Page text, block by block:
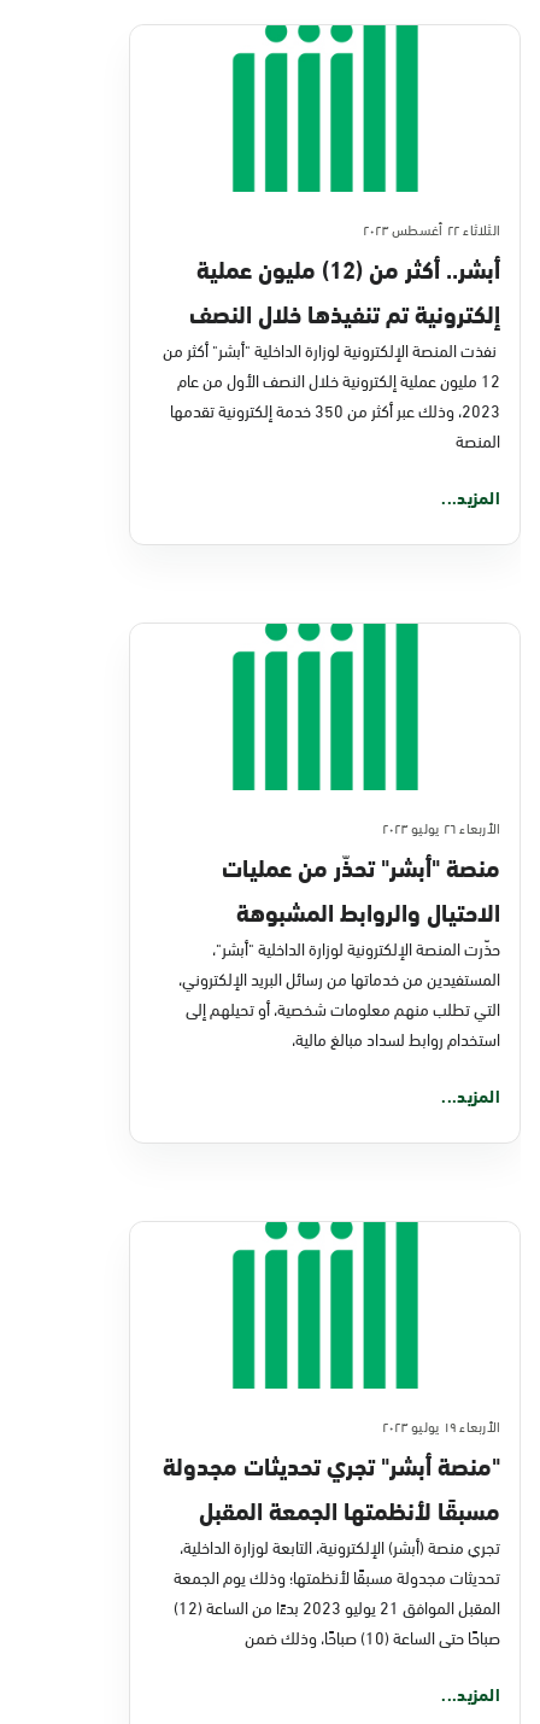
الثلاثاء ٢٢ أغسطس ٢٠٢٣
أبشر.. أكثر من (12) مليون عملية
إلكترونية تم تنفيذها خلال النصف
الأول من عام 2023
نفذت المنصة الإلكترونية لوزارة الداخلية "أبشر" أكثر من
12 مليون عملية إلكترونية خلال النصف الأول من عام
2023، وذلك عبر أكثر من 350 خدمة إلكترونية تقدمها
المنصة
المزيد...
الأربعاء ٢٦ يوليو ٢٠٢٣
منصة "أبشر" تحذّر من عمليات
الاحتيال والروابط المشبوهة
حذّرت المنصة الإلكترونية لوزارة الداخلية "أبشر"،
المستفيدين من خدماتها من رسائل البريد الإلكتروني،
التي تطلب منهم معلومات شخصية، أو تحيلهم إلى
استخدام روابط لسداد مبالغ مالية،
المزيد...
الأربعاء ١٩ يوليو ٢٠٢٣
"منصة أبشر" تجري تحديثات مجدولة
مسبقًا لأنظمتها الجمعة المقبل
تجري منصة (أبشر) الإلكترونية، التابعة لوزارة الداخلية،
تحديثات مجدولة مسبقًا لأنظمتها؛ وذلك يوم الجمعة
المقبل الموافق 21 يوليو 2023 بدءًا من الساعة (12)
صباحًا حتى الساعة (10) صباحًا، وذلك ضمن
المزيد...